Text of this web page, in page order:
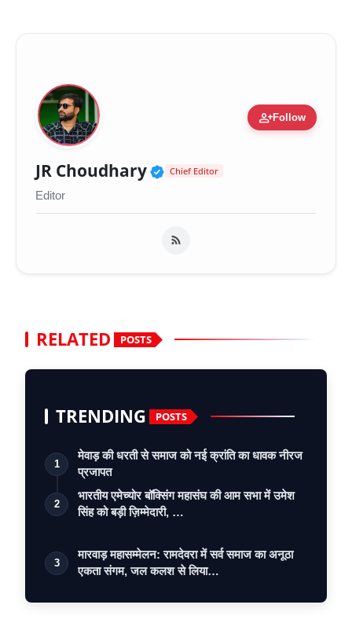
person_addFollow
JR Choudhary Verified Public Figure
Chief Editor
Editor
RELATED POSTS
TRENDING POSTS
1
मेवाड़ की धरती से समाज को नई क्रांति का धावक नीरज
प्रजापत
2
भारतीय एमेच्योर बॉक्सिंग महासंघ की आम सभा में उमेश
सिंह को बड़ी ज़िम्मेदारी, …
3
मारवाड़ महासम्मेलन: रामदेवरा में सर्व समाज का अनूठा
एकता संगम, जल कलश से लिया…